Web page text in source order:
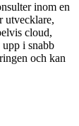
inom en
utvecklare,
cloud,
i snabb
och kan